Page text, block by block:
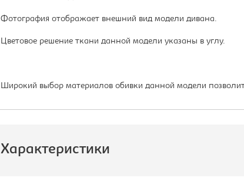
Фотография отображает внешний вид модели дивана.
Цветовое решение ткани данной модели указаны в углу.
Широкий выбор материалов обивки данной модели
Характеристики